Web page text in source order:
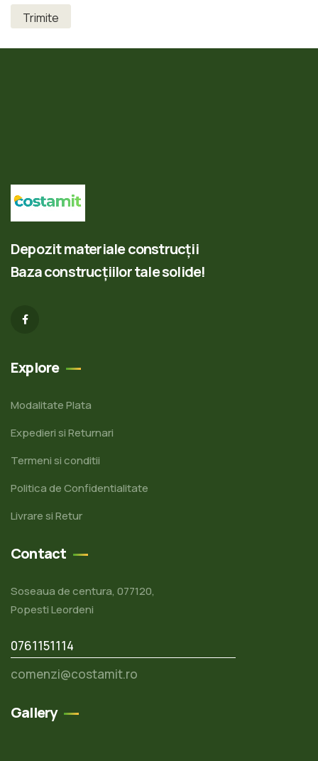
Depozit materiale construcții
Baza construcțiilor tale solide!
Explore
Modalitate Plata
Expedieri si Returnari
Termeni si conditii
Politica de Confidentialitate
Livrare si Retur
Contact
Soseaua de centura, 077120,
Popesti Leordeni
0761151114
comenzi@costamit.ro
Gallery